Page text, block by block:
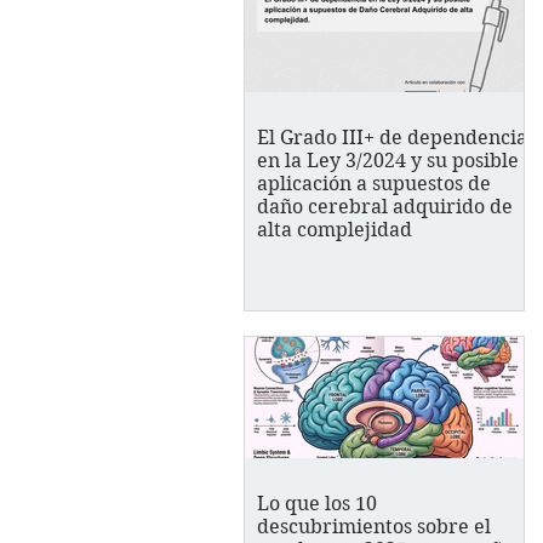
El Grado III+ de dependencia
en la Ley 3/2024 y su posible
aplicación a supuestos de
daño cerebral adquirido de
alta complejidad
Lo que los 10
descubrimientos sobre el